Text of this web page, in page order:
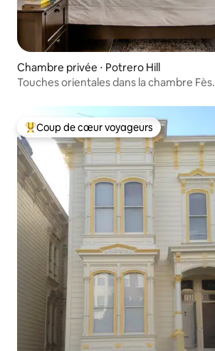
Chambre privée ⋅ Potrero Hill
Touches orientales dans la chambre
Coups de cœur voyageurs les plus
Coup de cœur voyageurs